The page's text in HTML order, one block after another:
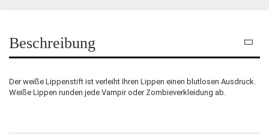
Beschreibung
Der weiße Lippenstift ist verleiht Ihren Lippen einen blutlosen Ausdruck.
Weiße Lippen runden jede Vampir oder Zombieverkleidung ab.